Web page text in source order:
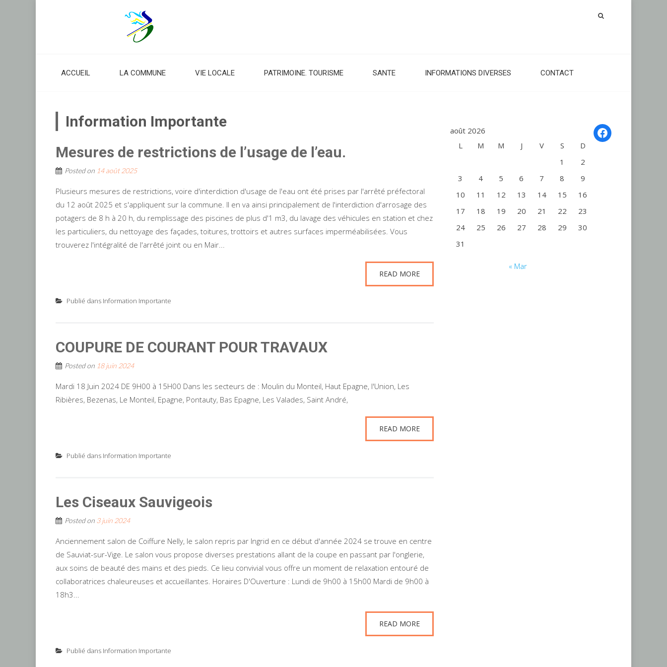
ACCUEIL LA COMMUNE VIE LOCALE PATRIMOINE. TOURISME SANTE INFORMATIONS DIVERSES CONTACT
Information Importante
Mesures de restrictions de l’usage de l’eau.
Posted on 14 août 2025
Plusieurs mesures de restrictions, voire d'interdiction d'usage de l'eau ont été prises par l'arrêté préfectoral
du 12 août 2025 et s'appliquent sur la commune. Il en va ainsi principalement de l'interdiction d'arrosage des
potagers de 8 h à 20 h, du remplissage des piscines de plus d'1 m3, du lavage des véhicules en station et chez
les particuliers, du nettoyage des façades, toitures, trottoirs et autres surfaces imperméabilisées. Vous
trouverez l'intégralité de l'arrêté joint ou en Mair...
READ MORE
Publié dans Information Importante
COUPURE DE COURANT POUR TRAVAUX
Posted on 18 juin 2024
Mardi 18 Juin 2024 DE 9H00 à 15H00 Dans les secteurs de : Moulin du Monteil, Haut Epagne, l'Union, Les
Ribières, Bezenas, Le Monteil, Epagne, Pontauty, Bas Epagne, Les Valades, Saint André,
READ MORE
Publié dans Information Importante
Les Ciseaux Sauvigeois
Posted on 3 juin 2024
Anciennement salon de Coiffure Nelly, le salon repris par Ingrid en ce début d'année 2024 se trouve en centre
de Sauviat-sur-Vige. Le salon vous propose diverses prestations allant de la coupe en passant par l'onglerie,
aux soins de beauté des mains et des pieds. Ce lieu convivial vous offre un moment de relaxation entouré de
collaboratrices chaleureuses et accueillantes. Horaires D'Ouverture : Lundi de 9h00 à 15h00 Mardi de 9h00 à
18h3...
READ MORE
Publié dans Information Importante
Facebook
août 2026
L
M M J V S
D
1
2
3
4 5 6 7 8
9
10
11 12 13 14 15
16
17
18 19 20 21 22
23
24
25 26 27 28 29
30
31
« Mar